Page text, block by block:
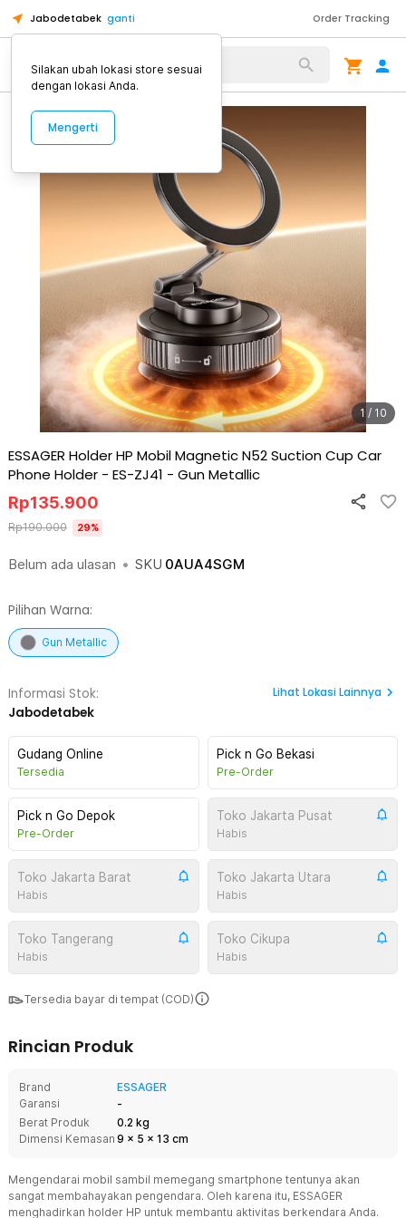
Jabodetabek ganti Order Tracking
Alat Kopi
1 / 10
ESSAGER Holder HP Mobil Magnetic N52 Suction Cup Car
Phone Holder - ES-ZJ41 - Gun Metallic
Belum ada ulasan • SKU 0AUA4SGM
Rp135.900
Rp190.000 29%
Pilihan Warna:
Gun Metallic
Informasi Stok:
Jabodetabek
Lihat Lokasi Lainnya
Gudang Online
Tersedia
Pick n Go Bekasi
Pre-Order
Pick n Go Depok
Pre-Order
Toko Jakarta Pusat
Habis
Toko Jakarta Barat
Habis
Toko Jakarta Utara
Habis
Toko Tangerang
Habis
Toko Cikupa
Habis
Tersedia bayar di tempat (COD)
Rincian Produk
Brand
ESSAGER
Garansi
-
Berat Produk
0.2 kg
Dimensi Kemasan 9 x 5 x 13 cm
Mengendarai mobil sambil memegang smartphone tentunya akan
sangat membahayakan pengendara. Oleh karena itu, ESSAGER
menghadirkan holder HP untuk membantu aktivitas berkendara Anda.
Silakan ubah lokasi store sesuai
dengan lokasi Anda.
Mengerti